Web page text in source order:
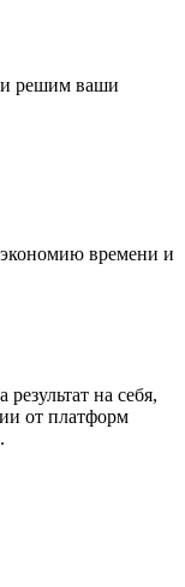
решим ваши
времени и
на себя,
от платформ